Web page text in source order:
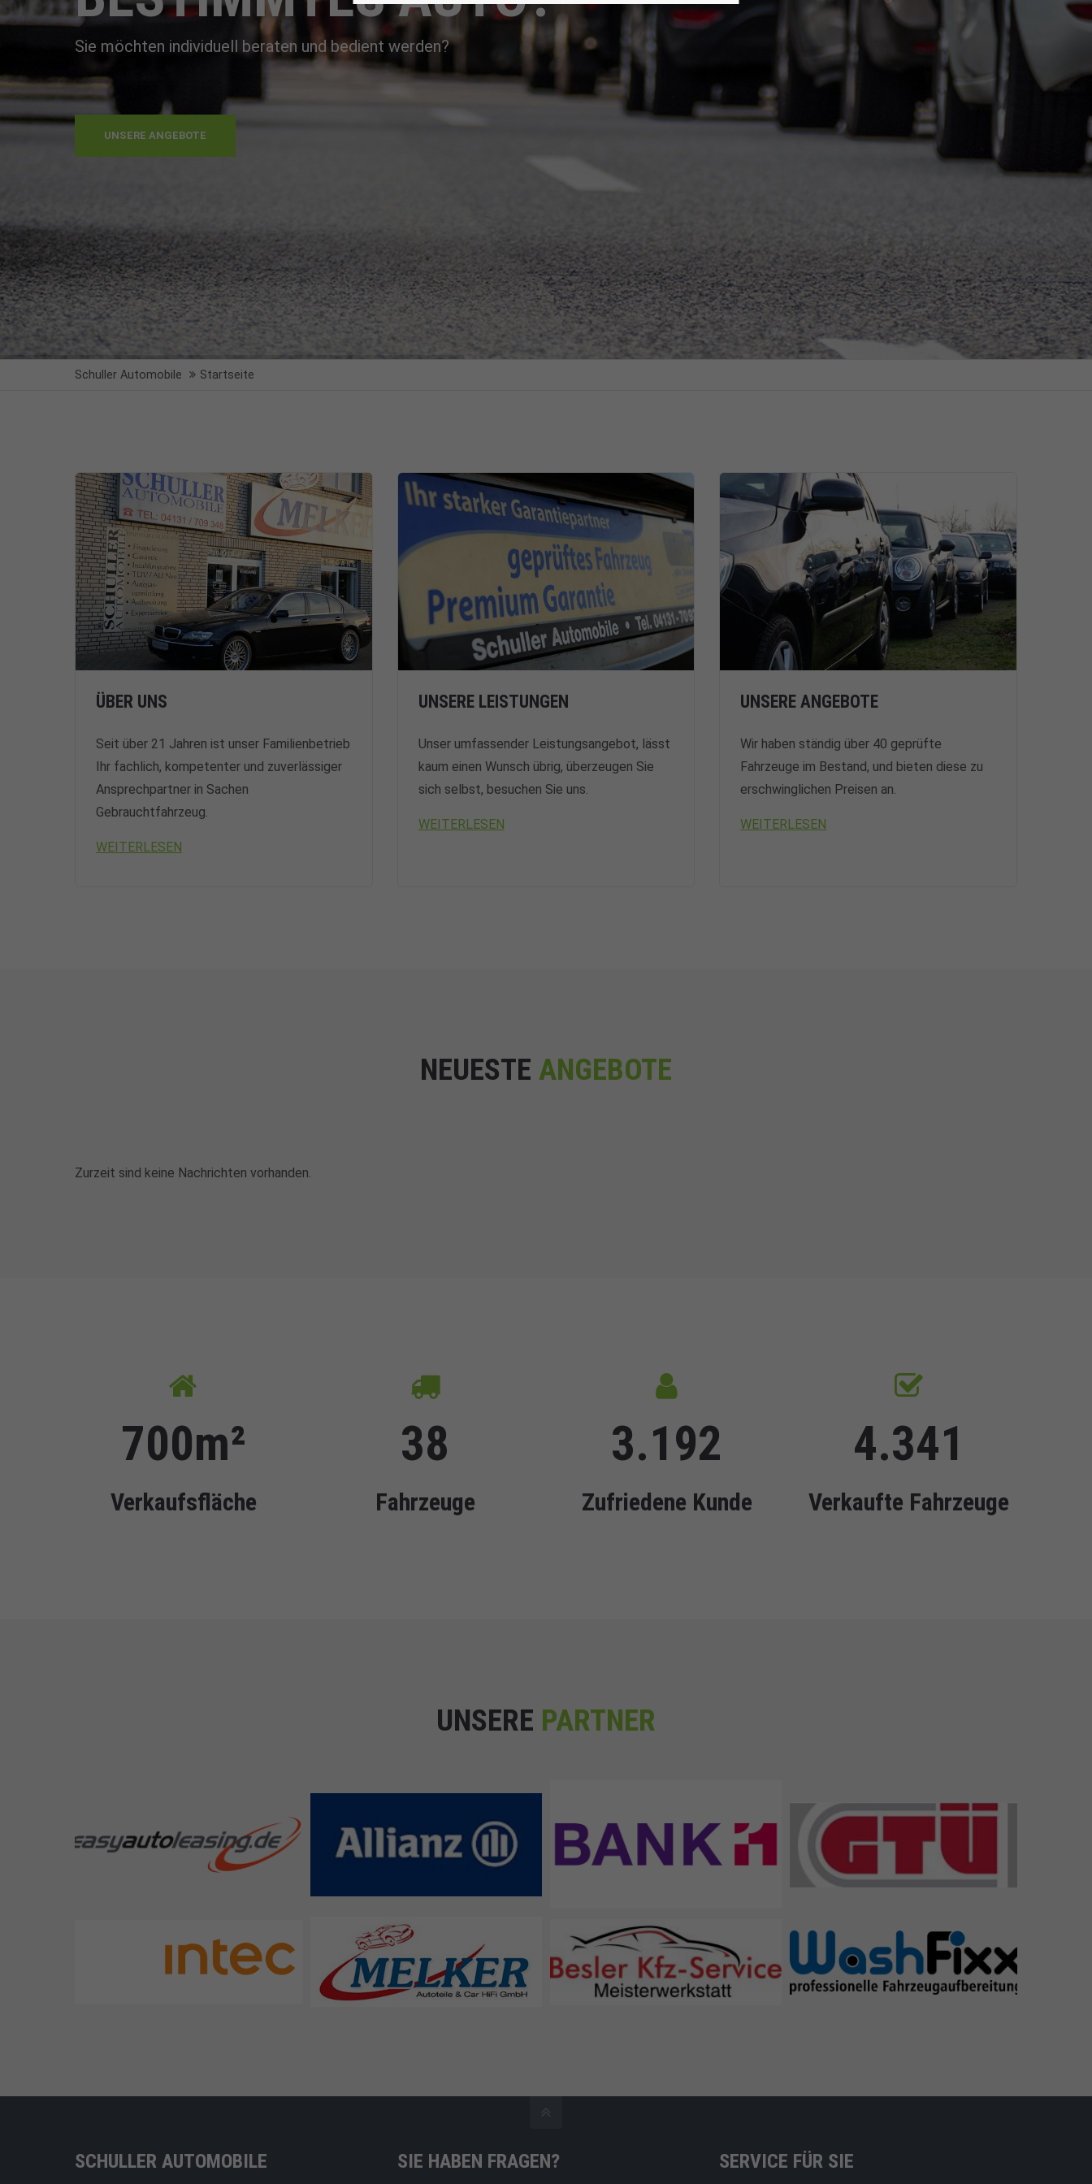
Sie möchten individuell beraten und bedient werden?
UNSERE ANGEBOTE
Schuller Automobile Startseite
ÜBER UNS
Seit über 21 Jahren ist unser Familienbetrieb
Ihr fachlich, kompetenter und zuverlässiger
Ansprechpartner in Sachen
Gebrauchtfahrzeug.
WEITERLESEN
UNSERE LEISTUNGEN
Unser umfassender Leistungsangebot, lässt
kaum einen Wunsch übrig, überzeugen Sie
sich selbst, besuchen Sie uns.
WEITERLESEN
UNSERE ANGEBOTE
Wir haben ständig über 40 geprüfte
Fahrzeuge im Bestand, und bieten diese zu
erschwinglichen Preisen an.
WEITERLESEN
NEUESTE ANGEBOTE
Zurzeit sind keine Nachrichten vorhanden.
700m²
Verkaufsfläche
38
Fahrzeuge
3.192
Zufriedene Kunde
4.341
Verkaufte Fahrzeuge
UNSERE PARTNER
cleverscout Fuhrparkservice GmbH Allianz Deutschland AG Bank11 STEFFEN FAHRZEUGTECHNIK GmbH
Melker Autoteile & Car HiFi GmbH Besler Kfz-Service Mesiterwerkstatt Washfixx
SCHULLER AUTOMOBILE SIE HABEN FRAGEN? SERVICE FÜR SIE